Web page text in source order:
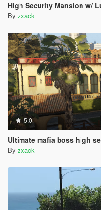
High Security Mansion w/
By zxack
5.0
Ultimate mafia boss high security mansions with Private
By zxack